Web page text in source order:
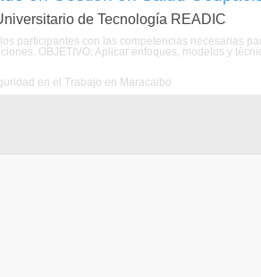
de Tecnología READIC
participantes con las competencias necesarias
OBJETIVO: Aplicar enfoques, modelos y
en el Trabajo en Maracaibo